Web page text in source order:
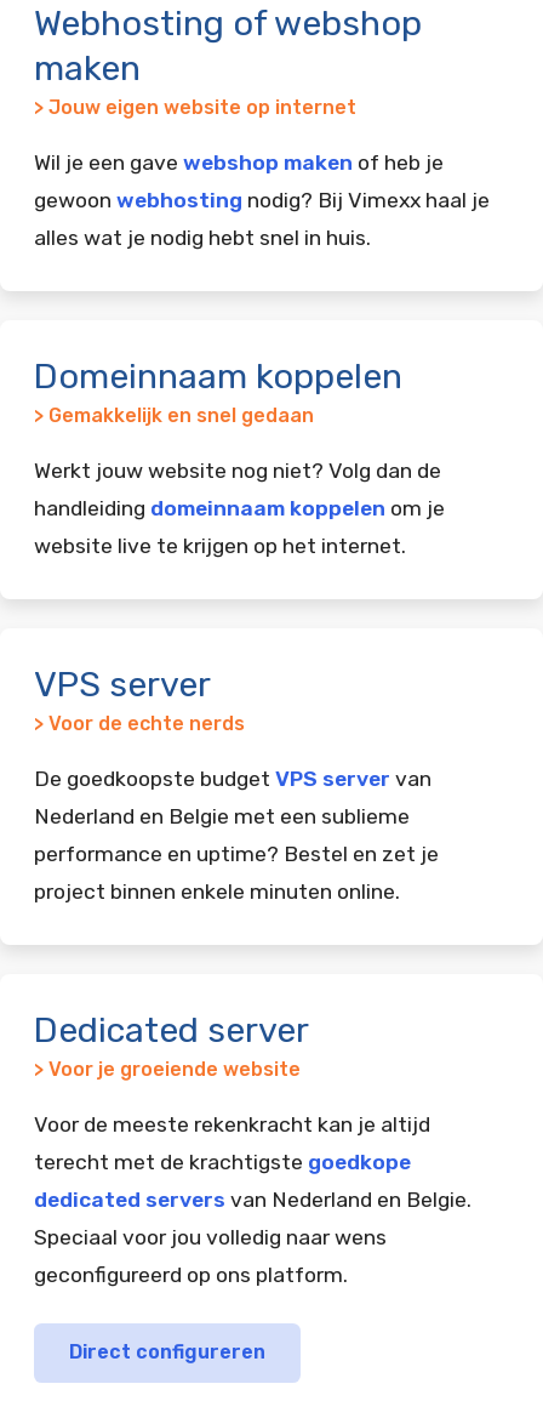
Webhosting of webshop
maken
> Jouw eigen website op internet
Wil je een gave webshop maken of heb je
gewoon webhosting nodig? Bij Vimexx haal je
alles wat je nodig hebt snel in huis.
Domeinnaam koppelen
> Gemakkelijk en snel gedaan
Werkt jouw website nog niet? Volg dan de
handleiding domeinnaam koppelen om je
website live te krijgen op het internet.
VPS server
> Voor de echte nerds
De goedkoopste budget VPS server van
Nederland en Belgie met een sublieme
performance en uptime? Bestel en zet je
project binnen enkele minuten online.
Dedicated server
> Voor je groeiende website
Voor de meeste rekenkracht kan je altijd
terecht met de krachtigste goedkope
dedicated servers van Nederland en Belgie.
Speciaal voor jou volledig naar wens
geconfigureerd op ons platform.
Direct configureren